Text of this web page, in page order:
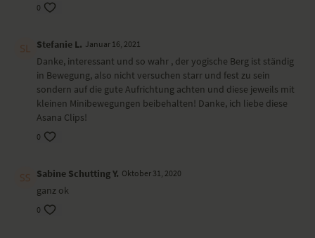
0
Stefanie L. Januar 16, 2021
Danke, interessant und so wahr , der yogische Berg ist ständig
in Bewegung, also nicht versuchen starr und fest zu sein
sondern auf die gute Aufrichtung achten und diese jeweils mit
kleinen Minibewegungen beibehalten! Danke, ich liebe diese
Asana Clips!
0
Sabine Schutting Y. Oktober 31, 2020
ganz ok
0